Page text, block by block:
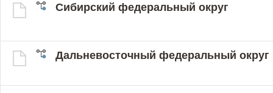
Сибирский федеральный округ
Дальневосточный федеральный округ